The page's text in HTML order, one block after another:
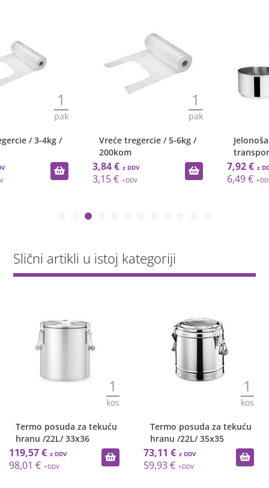
Vreće tregercie / 5-6kg /
1
Jelonoša posuda za
transport / 1.5L+0.9L
Slični artikli u istoj kategoriji
1
kos
Termo posuda za tekuću
hranu /22L/ 35x35
73,11 €
59,93 €
1
kos
Transportna kolica /
90x55x92cm
183,46 €
150,38 €